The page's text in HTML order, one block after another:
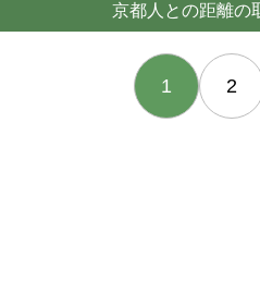
京都人との距離の
1 2